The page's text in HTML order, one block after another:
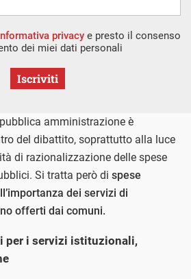
privacy e presto il consenso
dei miei dati personali
Iscriviti
amministrazione è
del dibattito, soprattutto alla luce
di razionalizzazione delle spese
Si tratta però di spese
dei servizi di
offerti dai comuni.
per i servizi istituzionali,